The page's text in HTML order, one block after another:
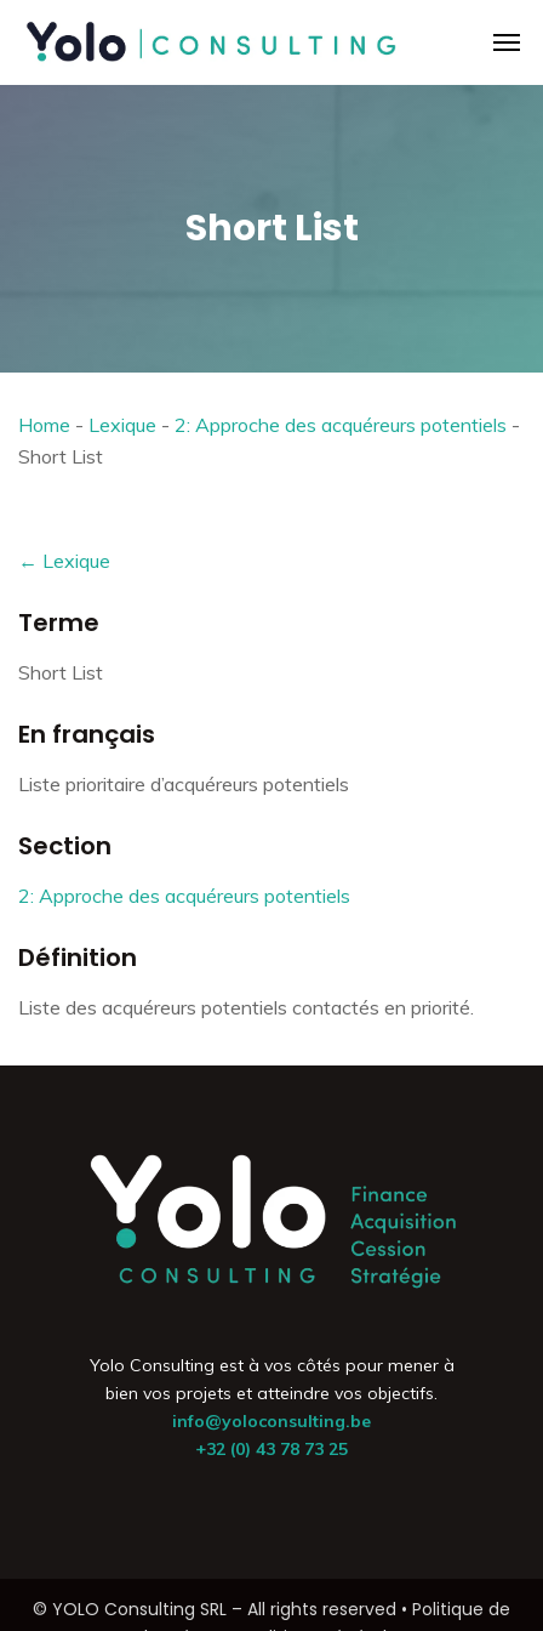
Short List
Home - Lexique - 2: Approche des acquéreurs potentiels -
Short List
← Lexique
Terme
Short List
En français
Liste prioritaire d’acquéreurs potentiels
Section
2: Approche des acquéreurs potentiels
Définition
Liste des acquéreurs potentiels contactés en priorité.
Yolo Consulting est à vos côtés pour mener à
bien vos projets et atteindre vos objectifs.
info@yoloconsulting.be
+32 (0) 43 78 73 25
© YOLO Consulting SRL – All rights reserved • Politique de